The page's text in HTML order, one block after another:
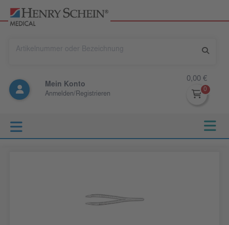
Mein Konto
Anmelden/Registrieren
0,00 €